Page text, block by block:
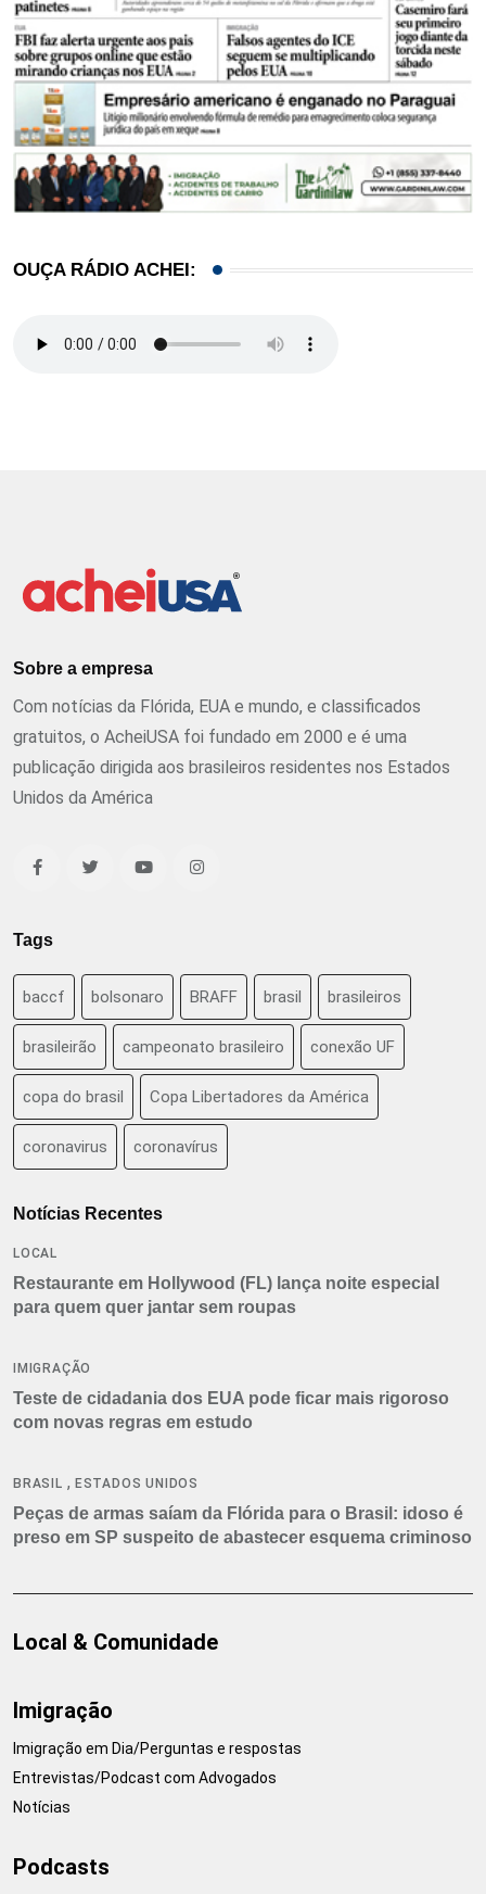
OUÇA RÁDIO ACHEI:
Sobre a empresa
Com notícias da Flórida, EUA e mundo, e classificados
gratuitos, o AcheiUSA foi fundado em 2000 e é uma
publicação dirigida aos brasileiros residentes nos Estados
Unidos da América
Tags
baccf bolsonaro BRAFF brasil brasileiros
brasileirão campeonato brasileiro conexão UF
copa do brasil Copa Libertadores da América
coronavirus coronavírus
Notícias Recentes
LOCAL
Restaurante em Hollywood (FL) lança noite especial
para quem quer jantar sem roupas
IMIGRAÇÃO
Teste de cidadania dos EUA pode ficar mais rigoroso
com novas regras em estudo
BRASIL , ESTADOS UNIDOS
Peças de armas saíam da Flórida para o Brasil: idoso é
preso em SP suspeito de abastecer esquema criminoso
Local & Comunidade
Imigração
Imigração em Dia/Perguntas e respostas
Entrevistas/Podcast com Advogados
Notícias
Podcasts